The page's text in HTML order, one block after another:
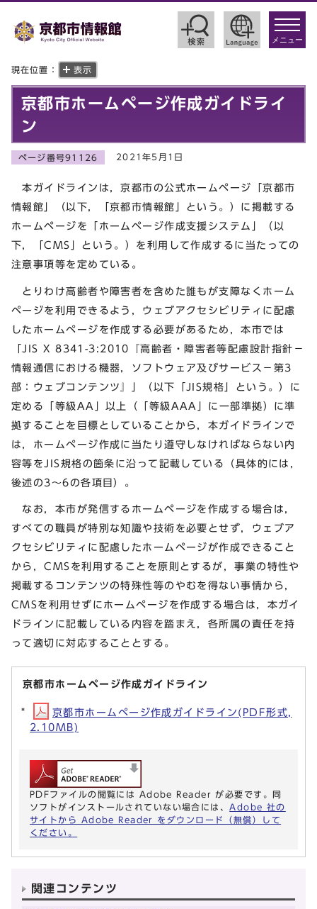
toggle
メニュー
現在位置： 表示
京都市ホームページ作成ガイドライ
ン
ページ番号91126 2021年5月1日
本ガイドラインは，京都市の公式ホームページ「京都市
情報館」（以下，「京都市情報館」という。）に掲載する
ホームページを「ホームページ作成支援システム」（以
下，「CMS」という。）を利用して作成するに当たっての
注意事項等を定めている。
とりわけ高齢者や障害者を含めた誰もが支障なくホーム
ページを利用できるよう，ウェブアクセシビリティに配慮
したホームページを作成する必要があるため，本市では
「JIS X 8341-3:2010『高齢者・障害者等配慮設計指針－
情報通信における機器，ソフトウェア及びサービス－第3
部：ウェブコンテンツ』」（以下「JIS規格」という。）に
定める「等級AA」以上（「等級AAA」に一部準拠）に準
拠することを目標としていることから，本ガイドラインで
は，ホームページ作成に当たり遵守しなければならない内
容等をJIS規格の箇条に沿って記載している（具体的には，
後述の3～6の各項目）。
なお，本市が発信するホームページを作成する場合は，
すべての職員が特別な知識や技術を必要とせず，ウェブア
クセシビリティに配慮したホームページが作成できること
から，CMSを利用することを原則とするが，事業の特性や
掲載するコンテンツの特殊性等のやむを得ない事情から，
CMSを利用せずにホームページを作成する場合は，本ガイ
ドラインに記載している内容を踏まえ，各所属の責任を持
って適切に対応することとする。
京都市ホームページ作成ガイドライン
京都市ホームページ作成ガイドライン(PDF形式,
2.10MB)
PDFファイルの閲覧には Adobe Reader が必要です。同
ソフトがインストールされていない場合には、 Adobe 社の
サイトから Adobe Reader をダウンロード（無償）して
ください。
関連コンテンツ